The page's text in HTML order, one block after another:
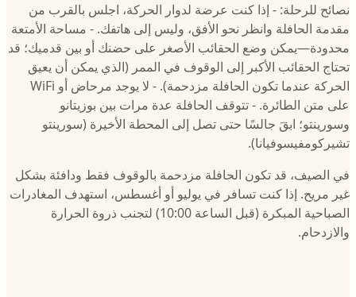
نصائح للرحلة: - إذا كنت عرضة لدوار الحركة، اجلس بالقرب من
مقدمة الحافلة وانظر نحو الأفق، وليس إلى هاتفك. - مساحة الأمتعة
محدودة—يمكن وضع الحقائب الأصغر على حضنك أو بين قدميك؛ قد
تحتاج الحقائب الأكبر إلى الوقوف في الممر (الذي يمكن أن يعيق
الحركة عندما تكون الحافلة مزدحمة). - لا يوجد مرحاض أو WiFi
على متن الطائرة. - تتوقف الحافلة عدة مرات بين بوزيتانو
وسورينتو؛ ابقَ جالسًا حتى تصل إلى المحطة الأخيرة (سورينتو
تشيركومفيسوفيانا).
في الصيف، قد تكون الحافلة مزدحمة بالوقوف فقط ودافئة بشكل
غير مريح. إذا كنت تسافر في يوليو أو أغسطس، استهدف المغادرات
الصباحية المبكرة (قبل الساعة 10:00) لتجنب ذروة الحرارة
والازدحام.